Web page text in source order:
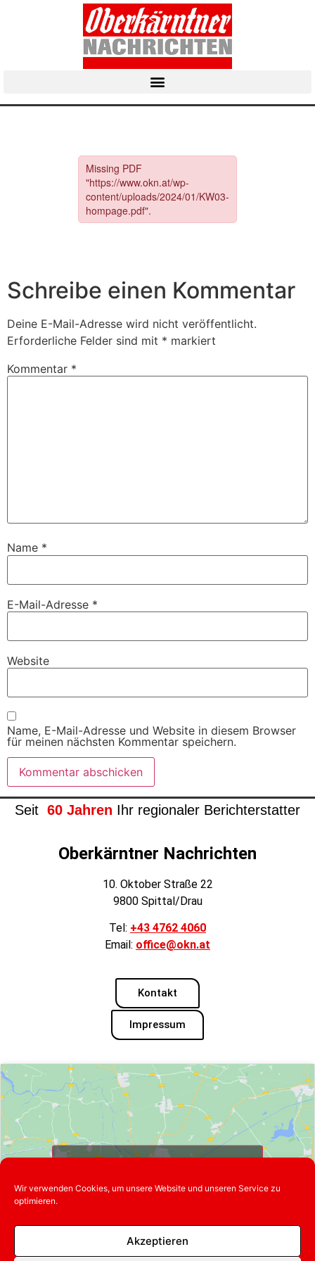
Wir verwenden Cookies, um unsere Website und unseren Service zu
optimieren.
Akzeptieren
Schreibe einen Kommentar
Deine E-Mail-Adresse wird nicht veröffentlicht.
Erforderliche Felder sind mit * markiert
Kommentar *
Name *
E-Mail-Adresse *
Website
Name, E-Mail-Adresse und Website in diesem Browser
für meinen nächsten Kommentar speichern.
Seit 60 Jahren Ihr regionaler Berichterstatter
Oberkärntner Nachrichten
10. Oktober Straße 22
9800 Spittal/Drau
Tel: +43 4762 4060
Email: office@okn.at
Kontakt
Impressum
Klicke hier, um Marketing-Cookies zu
aktivieren